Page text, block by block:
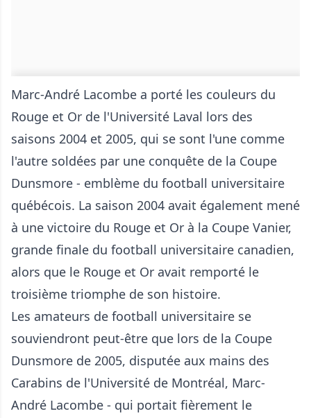
Marc-André Lacombe a porté les couleurs du
Rouge et Or de l'Université Laval lors des
saisons 2004 et 2005, qui se sont l'une comme
l'autre soldées par une conquête de la Coupe
Dunsmore - emblème du football universitaire
québécois. La saison 2004 avait également mené
à une victoire du Rouge et Or à la Coupe Vanier,
grande finale du football universitaire canadien,
alors que le Rouge et Or avait remporté le
troisième triomphe de son histoire.
Les amateurs de football universitaire se
souviendront peut-être que lors de la Coupe
Dunsmore de 2005, disputée aux mains des
Carabins de l'Université de Montréal, Marc-
André Lacombe - qui portait fièrement le